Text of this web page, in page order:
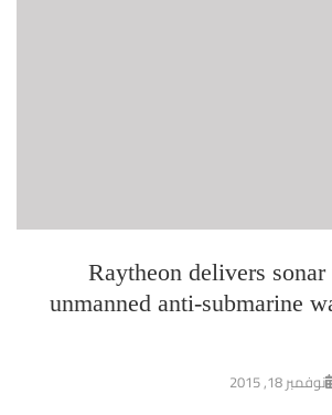
Raytheon delivers sonar
unmanned anti-submarine
نوفمبر 18, 2015